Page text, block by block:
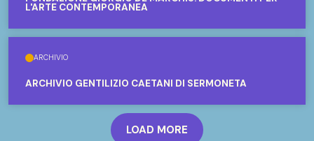
L'ARTE CONTEMPORANEA
ARCHIVIO
ARCHIVIO GENTILIZIO CAETANI DI SERMONETA
LOAD MORE